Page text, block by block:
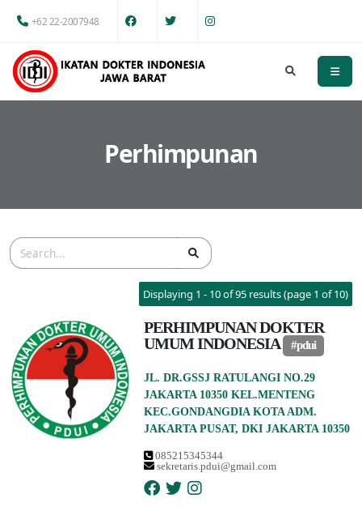
+62 22-2007948
Perhimpunan
Displaying 1 - 10 of 95 results (page 1 of 10)
PERHIMPUNAN DOKTER
UMUM INDONESIA
#pdui
JL. DR.GSSJ RATULANGI NO.29
JAKARTA 10350 KEL.MENTENG
KEC.GONDANGDIA KOTA ADM.
JAKARTA PUSAT, DKI JAKARTA 10350
085215345344
sekretaris.pdui@gmail.com